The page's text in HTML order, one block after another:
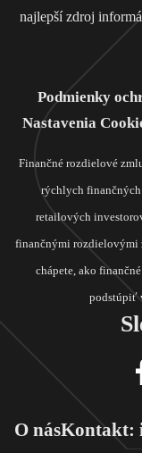
najlepší zdroj
Podmienky
Nastavenia
Finančné rozdielové
rýchlych finančných
retailových
finančnými rozdielovými
chápete, ako
podstúpiť
O násKontakt: